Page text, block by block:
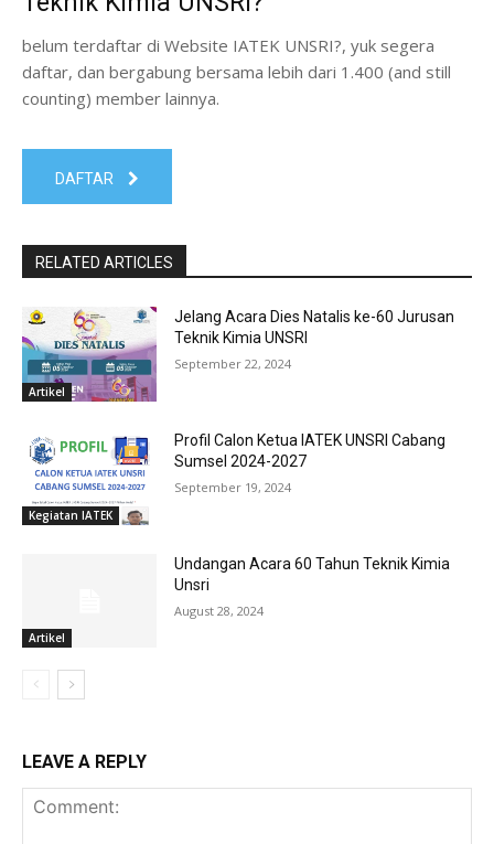
belum terdaftar di Website IATEK UNSRI?, yuk segera
daftar, dan bergabung bersama lebih dari 1.400 (and still
counting) member lainnya.
DAFTAR
RELATED ARTICLES
Artikel
Jelang Acara Dies Natalis ke-60 Jurusan
Teknik Kimia UNSRI
September 22, 2024
Kegiatan IATEK
Profil Calon Ketua IATEK UNSRI Cabang
Sumsel 2024-2027
September 19, 2024
Artikel
Undangan Acara 60 Tahun Teknik Kimia
Unsri
August 28, 2024
LEAVE A REPLY